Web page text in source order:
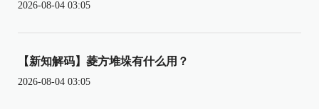
2026-08-04 03:05
【新知解码】菱方堆垛有什么用？
2026-08-04 03:05